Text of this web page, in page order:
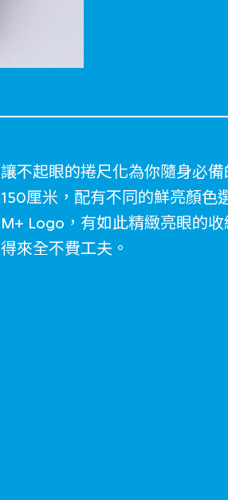
讓不起眼的捲尺化為你隨身必
150厘米，配有不同的鮮亮顏色
M+ Logo，有如此精緻亮眼的
得來全不費工夫。